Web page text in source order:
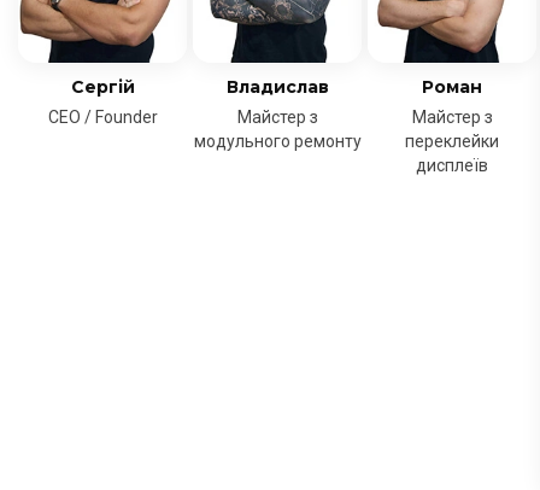
Сергій
CEO / Founder
Владислав
Майстер з
модульного ремонту
Роман
Майстер з
переклейки
дисплеїв